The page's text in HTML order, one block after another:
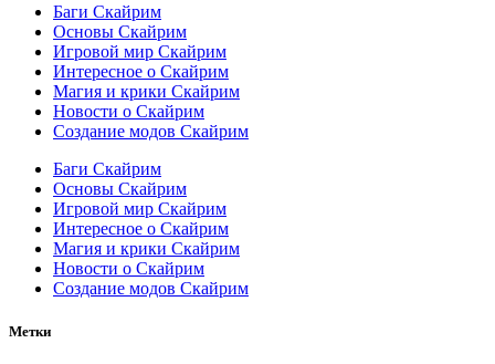
Баги Скайрим
Основы Скайрим
Игровой мир Скайрим
Интересное о Скайрим
Магия и крики Скайрим
Новости о Скайрим
Создание модов Скайрим
Баги Скайрим
Основы Скайрим
Игровой мир Скайрим
Интересное о Скайрим
Магия и крики Скайрим
Новости о Скайрим
Создание модов Скайрим
Метки